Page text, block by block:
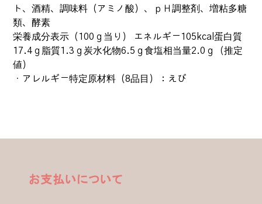
ト、酒精、調味料（アミノ酸）、ｐＨ調整剤、増粘多糖
類、酵素
栄養成分表示（100ｇ当り） エネルギー105kcal蛋白質
17.4ｇ脂質1.3ｇ炭水化物6.5ｇ食塩相当量2.0ｇ（推定
値）
・アレルギー特定原材料（8品目）：えび
お支払いについて